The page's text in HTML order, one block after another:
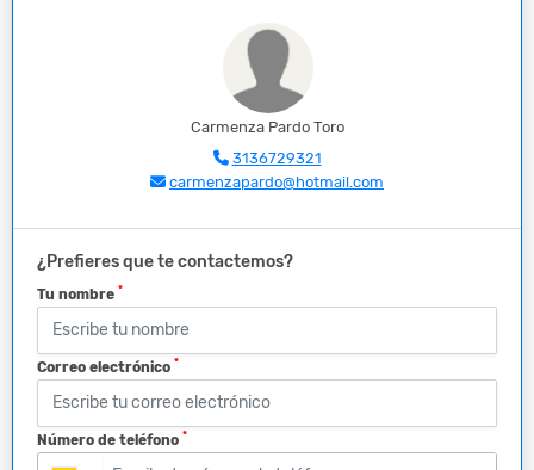
Carmenza Pardo Toro
3136729321
carmenzapardo@hotmail.com
¿Prefieres que te contactemos?
Tu nombre *
Correo electrónico *
Número de teléfono *